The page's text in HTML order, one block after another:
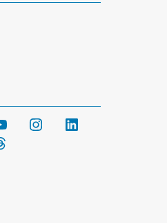
YouTube Instagram